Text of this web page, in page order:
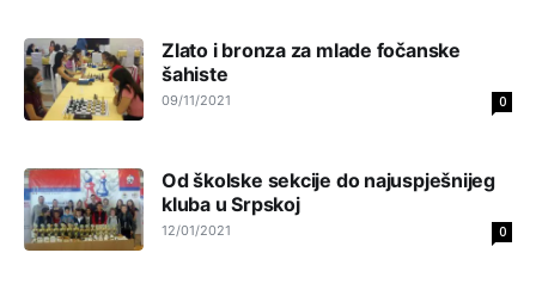
Zlato i bronza za mlade fočanske
šahiste
09/11/2021 0
Od školske sekcije do najuspješnijeg
kluba u Srpskoj
12/01/2021 0
od 10 godina
Анонимно2818605 8/8/2026
nema pristup računaru bilo koje vrste (desktop, laptop ili
tablet
Анонимно2818605